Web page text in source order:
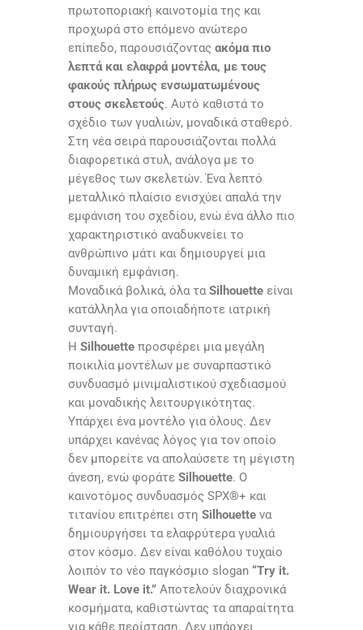
πρωτοποριακή καινοτομία της και
προχωρά στο επόμενο ανώτερο
επίπεδο, παρουσιάζοντας ακόμα πιο
λεπτά και ελαφρά μοντέλα, με τους
φακούς πλήρως ενσωματωμένους
στους σκελετούς. Αυτό καθιστά το
σχέδιο των γυαλιών, μοναδικά σταθερό.
Στη νέα σειρά παρουσιάζονται πολλά
διαφορετικά στυλ, ανάλογα με το
μέγεθος των σκελετών. Ένα λεπτό
μεταλλικό πλαίσιο ενισχύει απαλά την
εμφάνιση του σχεδίου, ενώ ένα άλλο πιο
χαρακτηριστικό αναδυκνείει το
ανθρώπινο μάτι και δημιουργεί μια
δυναμική εμφάνιση.
Μοναδικά βολικά, όλα ταSilhouette είναι
κατάλληλα για οποιαδήποτε ιατρική
συνταγή.
Η Silhouette προσφέρει μια μεγάλη
ποικιλία μοντέλων με συναρπαστικό
συνδυασμό μινιμαλιστικού σχεδιασμού
και μοναδικής λειτουργικότητας.
Υπάρχει ένα μοντέλο για όλους. Δεν
υπάρχει κανένας λόγος για τον οποίο
δεν μπορείτε να απολαύσετε τη μέγιστη
άνεση, ενώ φοράτε Silhouette. Ο
καινοτόμος συνδυασμός SPX®+ και
τιτανίου επιτρέπει στη Silhouette να
δημιουργήσει τα ελαφρύτερα γυαλιά
στον κόσμο. Δεν είναι καθόλου τυχαίο
λοιπόν το νέο παγκόσμιο slogan “Τry it.
Wear it. Love it.” Αποτελούν διαχρονικά
κοσμήματα, καθιστώντας τα απαραίτητα
για κάθε περίσταση. Δεν υπάρχει